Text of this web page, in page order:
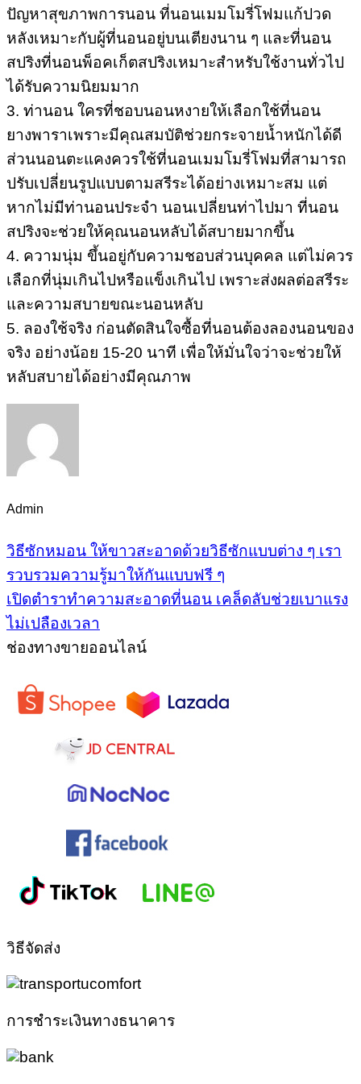
ปัญหาสุขภาพการนอน ที่นอนเมมโมรี่โฟมแก้ปวด
หลังเหมาะกับผู้ที่นอนอยู่บนเตียงนาน ๆ และที่นอน
สปริงที่นอนพ็อคเก็ตสปริงเหมาะสำหรับใช้งานทั่วไป
ได้รับความนิยมมาก
3. ท่านอน ใครที่ชอบนอนหงายให้เลือกใช้ที่นอน
ยางพาราเพราะมีคุณสมบัติช่วยกระจายน้ำหนักได้ดี
ส่วนนอนตะแคงควรใช้ที่นอนเมมโมรี่โฟมที่สามารถ
ปรับเปลี่ยนรูปแบบตามสรีระได้อย่างเหมาะสม แต่
หากไม่มีท่านอนประจำ นอนเปลี่ยนท่าไปมา ที่นอน
สปริงจะช่วยให้คุณนอนหลับได้สบายมากขึ้น
4. ความนุ่ม ขึ้นอยู่กับความชอบส่วนบุคคล แต่ไม่ควร
เลือกที่นุ่มเกินไปหรือแข็งเกินไป เพราะส่งผลต่อสรีระ
และความสบายขณะนอนหลับ
5. ลองใช้จริง ก่อนตัดสินใจซื้อที่นอนต้องลองนอนของ
จริง อย่างน้อย 15-20 นาที เพื่อให้มั่นใจว่าจะช่วยให้
หลับสบายได้อย่างมีคุณภาพ
Admin
วิธีซักหมอน ให้ขาวสะอาดด้วยวิธีซักแบบต่าง ๆ เรา
รวบรวมความรู้มาให้กันแบบฟรี ๆ
เปิดตำราทำความสะอาดที่นอน เคล็ดลับช่วยเบาแรง
ไม่เปลืองเวลา
ช่องทางขายออนไลน์
วิธีจัดส่ง
การชำระเงินทางธนาคาร